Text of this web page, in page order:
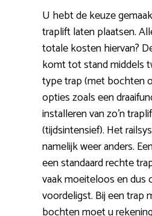
U hebt de keuze
traplift laten plaatsen.
totale kosten hiervan?
komt tot stand middels
type trap (met bochten
opties zoals een
installeren van zo’n
(tijdsintensief). Het
namelijk weer anders.
een standaard rechte
vaak moeiteloos en dus
voordeligst. Bij een trap
bochten moet u